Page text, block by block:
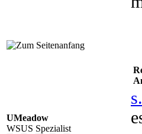
UMeadow
WSUS Spezialist